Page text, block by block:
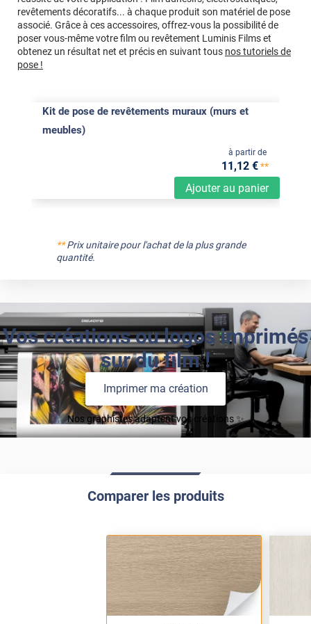
revêtements décoratifs... à chaque produit son matériel de pose
associé. Grâce à ces accessoires, offrez-vous la possibilité de
poser vous-même votre film ou revêtement Luminis Films et
obtenez un résultat net et précis en suivant tous nos tutoriels de
pose !
Kit de pose de revêtements muraux (murs et
meubles)
Ajouter au panier
à partir de
11,12 €**
**Prix unitaire pour l'achat de la plus grande
quantité.
Vos créations ou logos imprimés
sur du film !
Imprimer ma création
Nos graphistes adaptent vos créations ✨
Comparer les produits